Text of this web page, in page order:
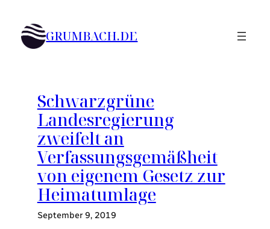
Inhalt
springen GRUMBACH.DE
Schwarzgrüne
Landesregierung
zweifelt an
Verfassungsgemäßheit
von eigenem Gesetz zur
Heimatumlage
September 9, 2019